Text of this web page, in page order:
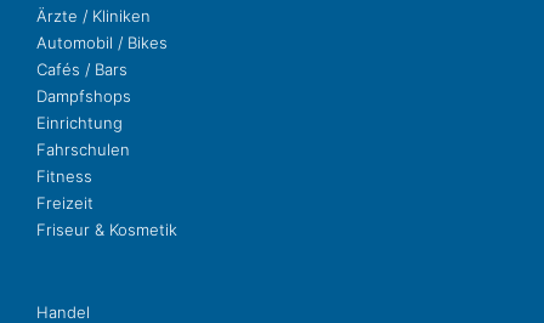
Ärzte / Kliniken
Auto­mo­bil / Bikes
Cafés / Bars
Dampf­shops
Ein­rich­tung
Fahr­schu­len
Fit­ness
Freizeit
Fri­seur & Kosmetik
Handel